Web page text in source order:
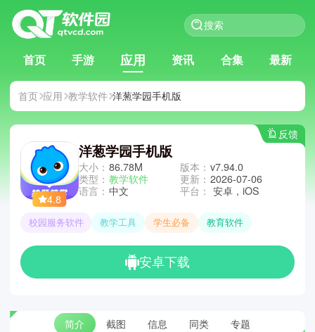
首页 手游 应用 资讯 合集 最新
首页 应用 教学软件 洋葱学园手机版
反馈
4.8
洋葱学园手机版
大小： 86.78M
类型： 教学软件
语言： 中文
版本： v7.94.0
更新： 2026-07-06
平台： 安卓，iOS
校园服务软件 教学工具 学生必备 教育软件
安卓下载
简介 截图 信息 同类 专题